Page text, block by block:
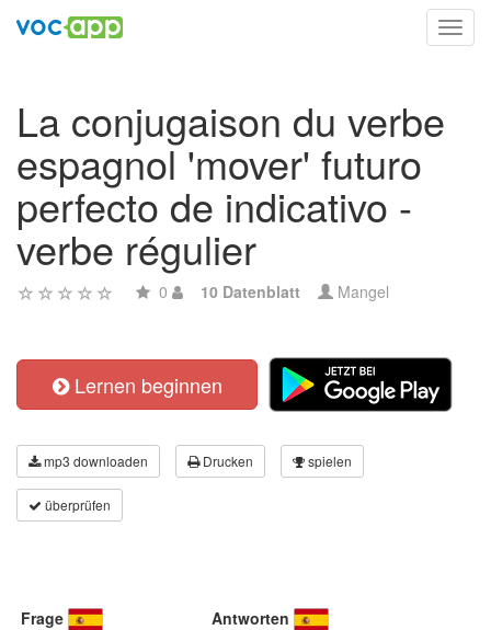
La conjugaison du verbe
espagnol 'mover' futuro
perfecto de indicativo -
verbe régulier
0 10 Datenblatt Mangel
Lernen beginnen
mp3 downloaden Drucken spielen
überprüfen
Frage Antworten